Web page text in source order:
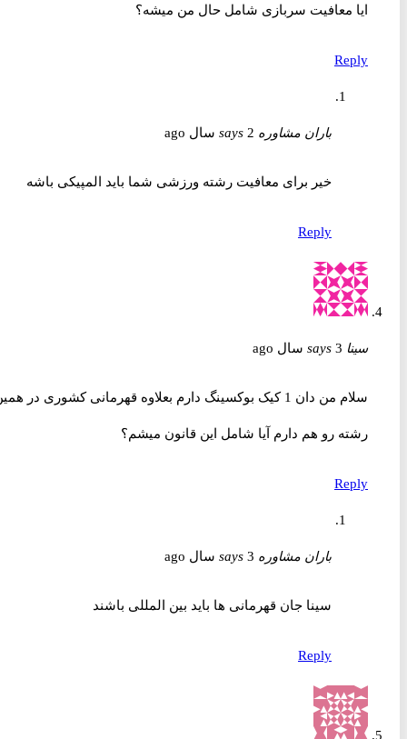
ایا معافیت سربازی شامل حال من میشه؟
Reply
باران مشاوره says 2 سال ago
خیر برای معافیت رشته ورزشی شما باید المپیکی باشه
Reply
سینا says 3 سال ago
سلام من دان 1 کیک بوکسینگ دارم بعلاوه قهرمانی کشوری در همین
رشته رو هم دارم آیا شامل این قانون میشم؟
Reply
باران مشاوره says 3 سال ago
سینا جان قهرمانی ها باید بین المللی باشند
Reply